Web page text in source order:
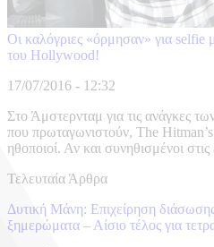
Οι καλόγριες «όρμησαν» για selfie
του Hollywood!
17/07/2016 - 12:32
Στο Άμστερνταμ για τις ανάγκες
που πρωταγωνιστούν, The
ηθοποιοί. Αν και συνηθισμένοι
Τελευταία Άρθρα
Δυτική Μάνη: Επιχείρηση
ξημερώματα – Αίσιο τέλος για